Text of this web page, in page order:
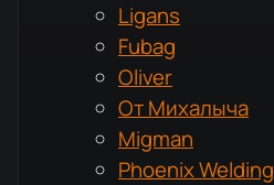
Ligans
Fubag
Oliver
От Михалыча
Migman
Phoenix Welding